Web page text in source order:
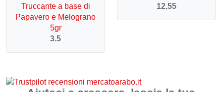
Truccante a base di
Papavero e Melograno
5gr
3.5
12.55